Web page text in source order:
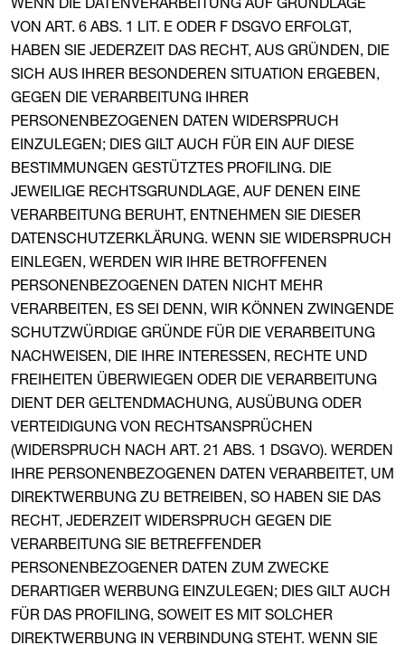
VON ART. 6 ABS. 1 LIT. E ODER F DSGVO ERFOLGT,
HABEN SIE JEDERZEIT DAS RECHT, AUS GRÜNDEN, DIE
SICH AUS IHRER BESONDEREN SITUATION ERGEBEN,
GEGEN DIE VERARBEITUNG IHRER
PERSONENBEZOGENEN DATEN WIDERSPRUCH
EINZULEGEN; DIES GILT AUCH FÜR EIN AUF DIESE
BESTIMMUNGEN GESTÜTZTES PROFILING. DIE
JEWEILIGE RECHTSGRUNDLAGE, AUF DENEN EINE
VERARBEITUNG BERUHT, ENTNEHMEN SIE DIESER
DATENSCHUTZERKLÄRUNG. WENN SIE WIDERSPRUCH
EINLEGEN, WERDEN WIR IHRE BETROFFENEN
PERSONENBEZOGENEN DATEN NICHT MEHR
VERARBEITEN, ES SEI DENN, WIR KÖNNEN ZWINGENDE
SCHUTZWÜRDIGE GRÜNDE FÜR DIE VERARBEITUNG
NACHWEISEN, DIE IHRE INTERESSEN, RECHTE UND
FREIHEITEN ÜBERWIEGEN ODER DIE VERARBEITUNG
DIENT DER GELTENDMACHUNG, AUSÜBUNG ODER
VERTEIDIGUNG VON RECHTSANSPRÜCHEN
(WIDERSPRUCH NACH ART. 21 ABS. 1 DSGVO). WERDEN
IHRE PERSONENBEZOGENEN DATEN VERARBEITET, UM
DIREKTWERBUNG ZU BETREIBEN, SO HABEN SIE DAS
RECHT, JEDERZEIT WIDERSPRUCH GEGEN DIE
VERARBEITUNG SIE BETREFFENDER
PERSONENBEZOGENER DATEN ZUM ZWECKE
DERARTIGER WERBUNG EINZULEGEN; DIES GILT AUCH
FÜR DAS PROFILING, SOWEIT ES MIT SOLCHER
DIREKTWERBUNG IN VERBINDUNG STEHT. WENN SIE